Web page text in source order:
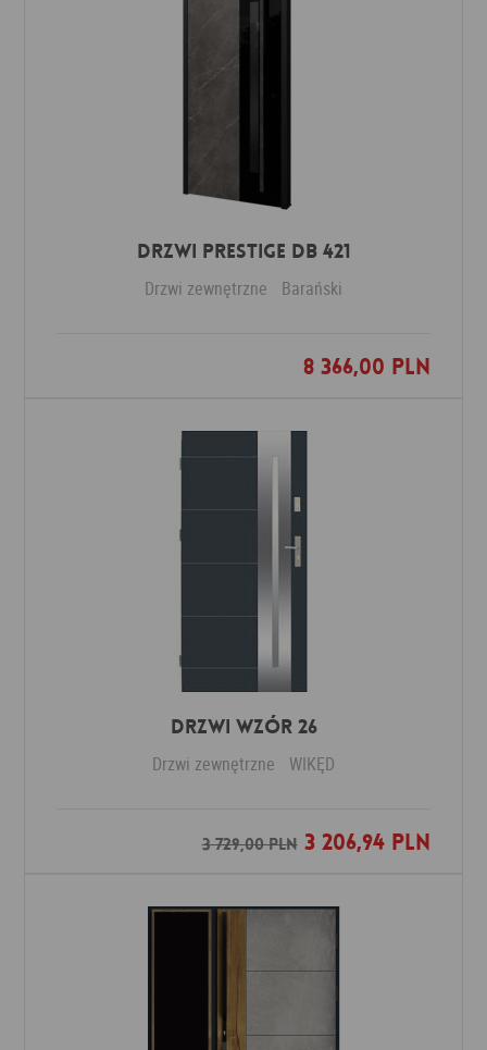
Drzwi PRESTIGE DB 421
Drzwi zewnętrzne Barański
8 366,00 PLN
Dodaj do ulubionych
Drzwi Wzór 26
Drzwi zewnętrzne WIKĘD
3 729,00 PLN3 206,94 PLN
Dodaj do ulubionych